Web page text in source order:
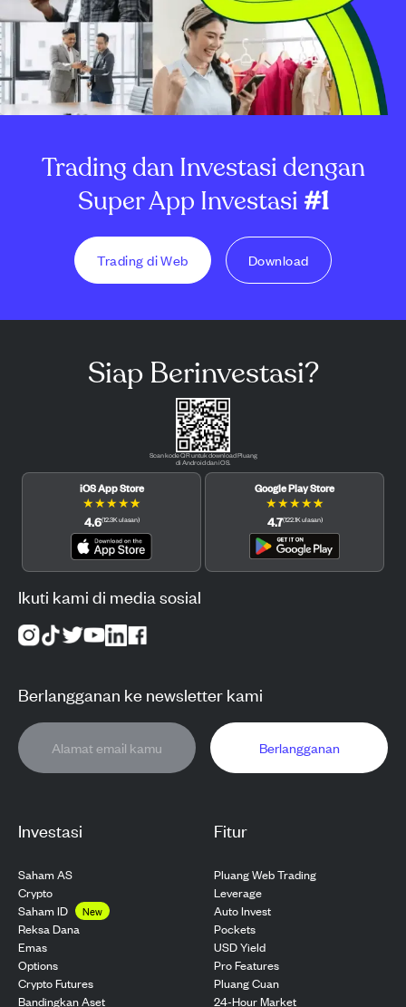
Trading dan Investasi dengan
Super App Investasi#1
Trading di Web Download
Investasi
Saham AS
Crypto
Saham ID
New
Reksa Dana
Emas
Options
Crypto Futures
Bandingkan Aset
Fitur
Pluang Web Trading
Leverage
Auto Invest
Pockets
USD Yield
Pro Features
Pluang Cuan
24-Hour Market
Siap Berinvestasi?
Scan kode QR untuk download Pluang
di Android dan iOS.
iOS App Store
★★★★★
4.6(12.3Kulasan)
Google Play Store
★★★★★
4.7(122.1Kulasan)
Ikuti kami di media sosial
Berlangganan ke newsletter kami
Berlangganan